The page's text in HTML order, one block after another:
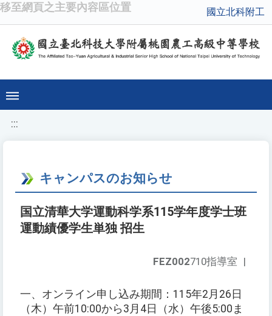
移至網頁之主要內容區位置 國立北科附工
:::
キャンパスのお知らせ
国立清華大学運動科学系115学年度学士班
運動績優学生単独 招生
FEZ002710指導室 |
一、オンライン申し込み期間：115年2月26日
（木）午前10:00から3月4日（水）午後5:00ま